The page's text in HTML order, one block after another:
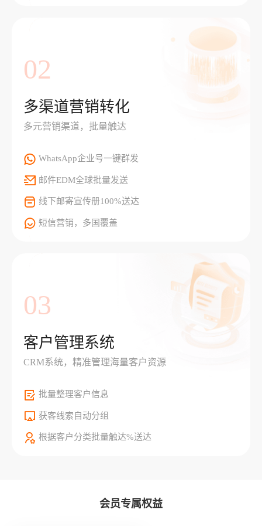
02
多渠道营销转化
多元营销渠道，批量触达
WhatsApp企业号一键群发
邮件EDM全球批量发送
线下邮寄宣传册100%送达
短信营销，多国覆盖
03
客户管理系统
CRM系统，精准管理海量客户资源
批量整理客户信息
获客线索自动分组
根据客户分类批量触达%送达
会员专属权益